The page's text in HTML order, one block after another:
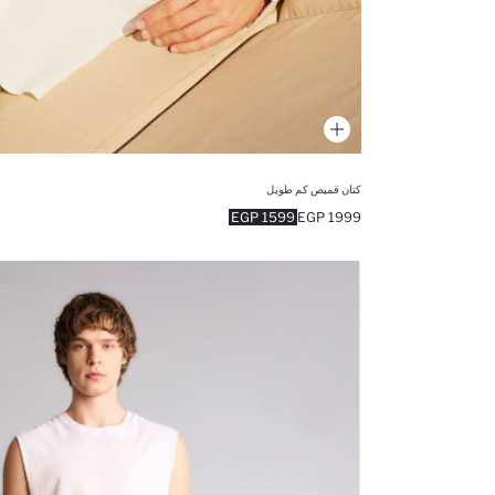
كتان قميص كم طويل
1599 EGP 1999 EGP